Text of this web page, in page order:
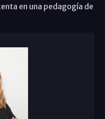
en una pedagogía de